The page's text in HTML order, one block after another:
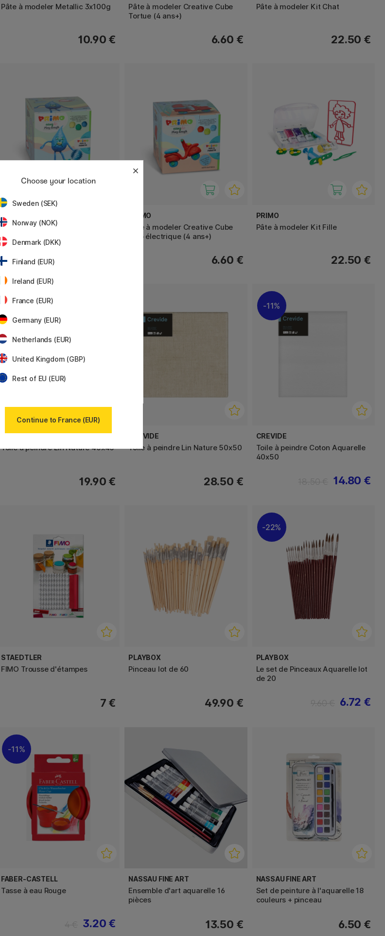
Pâte à modeler Metallic 3x100g
10.90 €
Pâte à modeler Creative Cube
Tortue (4 ans+)
6.60 €
Pâte à modeler Kit Chat
22.50 €
PRIMO
Pâte à modeler Creative Cube
Drop (4 ans+)
PRIMO
Pâte à modeler Creative Cube
Vélo électrique (4 ans+)
6.60 €
PRIMO
Pâte à modeler Kit Fille
22.50 €
CREVIDE
Toile à peindre Lin Nature 40x40
19.90 €
CREVIDE
Toile à peindre Lin Nature 50x50
28.50 €
11%
CREVIDE
Toile à peindre Coton Aquarelle
40x50
14.80 €
STAEDTLER
FIMO Trousse d'étampes
7 €
PLAYBOX
Pinceau lot de 60
49.90 €
22%
PLAYBOX
Le set de Pinceaux Aquarelle lot
de 20
6.72 €
11%
FABER-CASTELL
Tasse à eau Rouge
3.20 €
NASSAU FINE ART
Ensemble d'art aquarelle 16
pièces
13.50 €
NASSAU FINE ART
Set de peinture à l'aquarelle 18
couleurs + pinceau
6.50 €
Choose your location
Sweden (SEK)
Norway (NOK)
Denmark (DKK)
Finland (EUR)
Ireland (EUR)
France (EUR)
Germany (EUR)
Netherlands (EUR)
United Kingdom (GBP)
Rest of EU (EUR)
Continue to France (EUR)